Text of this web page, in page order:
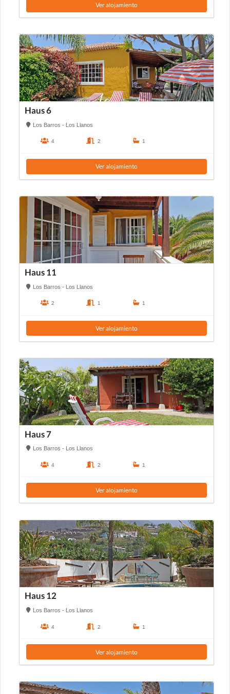
Ver alojamiento
Haus 6
Los Barros - Los Llanos
4 2 1
Ver alojamiento
Haus 11
Los Barros - Los Llanos
2 1 1
Ver alojamiento
Haus 7
Los Barros - Los Llanos
4 2 1
Ver alojamiento
Haus 12
Los Barros - Los Llanos
4 2 1
Ver alojamiento